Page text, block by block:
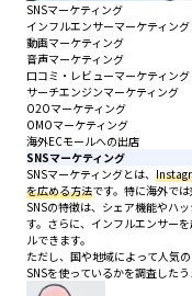
SNSマーケティング
インフルエンサーマーケティング
動画マーケティング
音声マーケティング
口コミ・レビューマーケティング
サーチエンジンマーケティング
O2Oマーケティング
OMOマーケティング
海外ECモールへの出店
SNSマーケティング
SNSマーケティングとは、
を広める方法です。特に海外では
SNSの特徴は、シェア機能やハ
す。さらに、インフルエンサー
ルできます。
ただし、国や地域によって人気
SNSを使っているかを調査した